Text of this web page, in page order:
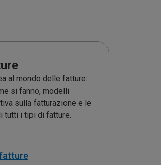
al mondo delle fatture:
si fanno, modelli
sulla fatturazione e le
tutti i tipi di fatture.